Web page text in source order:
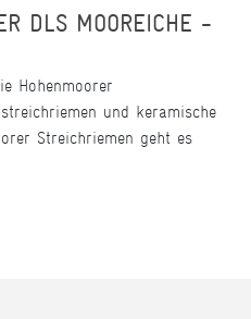
DLS MOOREICHE -
Hohenmoorer
und keramische
Streichriemen geht es